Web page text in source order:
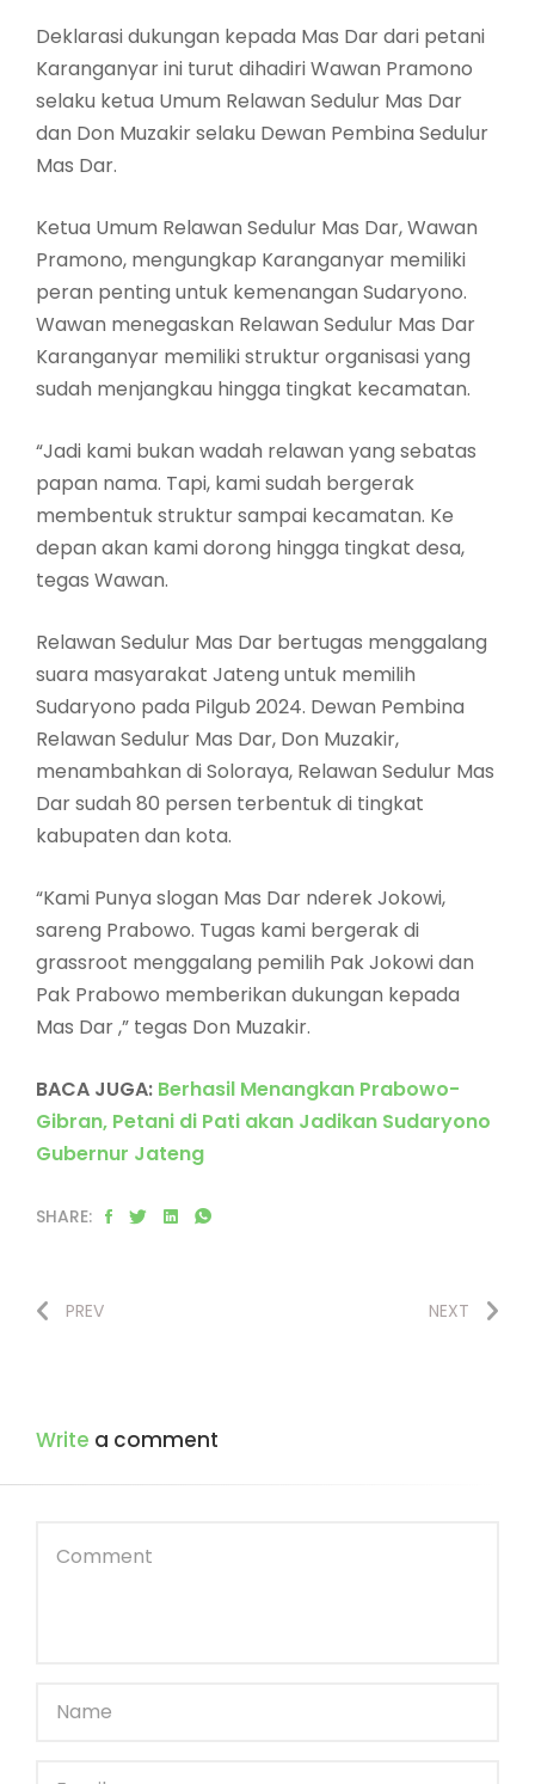
Deklarasi dukungan kepada Mas Dar dari petani
Karanganyar ini turut dihadiri Wawan Pramono
selaku ketua Umum Relawan Sedulur Mas Dar
dan Don Muzakir selaku Dewan Pembina Sedulur
Mas Dar.
Ketua Umum Relawan Sedulur Mas Dar, Wawan
Pramono, mengungkap Karanganyar memiliki
peran penting untuk kemenangan Sudaryono.
Wawan menegaskan Relawan Sedulur Mas Dar
Karanganyar memiliki struktur organisasi yang
sudah menjangkau hingga tingkat kecamatan.
“Jadi kami bukan wadah relawan yang sebatas
papan nama. Tapi, kami sudah bergerak
membentuk struktur sampai kecamatan. Ke
depan akan kami dorong hingga tingkat desa,
tegas Wawan.
Relawan Sedulur Mas Dar bertugas menggalang
suara masyarakat Jateng untuk memilih
Sudaryono pada Pilgub 2024. Dewan Pembina
Relawan Sedulur Mas Dar, Don Muzakir,
menambahkan di Soloraya, Relawan Sedulur Mas
Dar sudah 80 persen terbentuk di tingkat
kabupaten dan kota.
“Kami Punya slogan Mas Dar nderek Jokowi,
sareng Prabowo. Tugas kami bergerak di
grassroot menggalang pemilih Pak Jokowi dan
Pak Prabowo memberikan dukungan kepada
Mas Dar ,” tegas Don Muzakir.
BACA JUGA: Berhasil Menangkan Prabowo-
Gibran, Petani di Pati akan Jadikan Sudaryono
Gubernur Jateng
SHARE:
PREV NEXT
Write a comment